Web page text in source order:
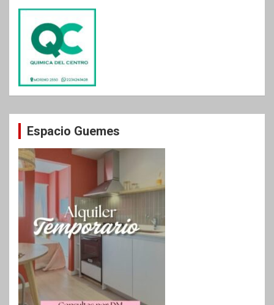
Espacio Guemes